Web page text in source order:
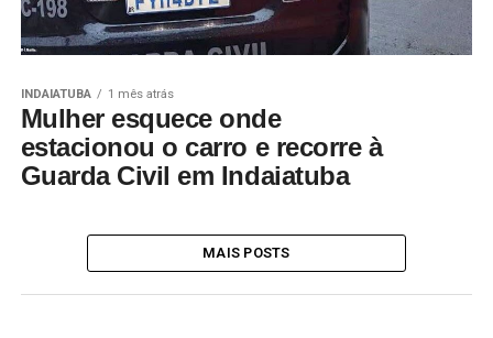
INDAIATUBA 1 mês atrás
Mulher esquece onde
estacionou o carro e recorre à
Guarda Civil em Indaiatuba
MAIS POSTS